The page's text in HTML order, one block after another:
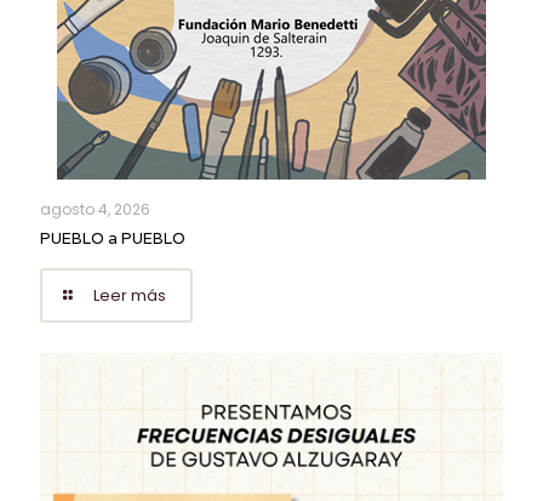
agosto 4, 2026
PUEBLO a PUEBLO
Leer más